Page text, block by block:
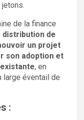
de la finance
distribution de
un projet
son adoption et
, en
large éventail de
: